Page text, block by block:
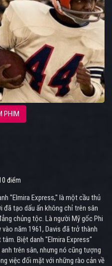
PHIM
điểm
"Elmira Express," là một cầu thủ
đã tạo dấu ấn không chỉ trên sân
chủng tộc. Là người Mỹ gốc Phi
năm 1961, Davis đã trở thành
Biệt danh "Elmira Express"
trên sân, nhưng nó cũng tượng
việc đối mặt với những rào cản về